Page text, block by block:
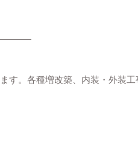
す。各種増改築、内装・外装